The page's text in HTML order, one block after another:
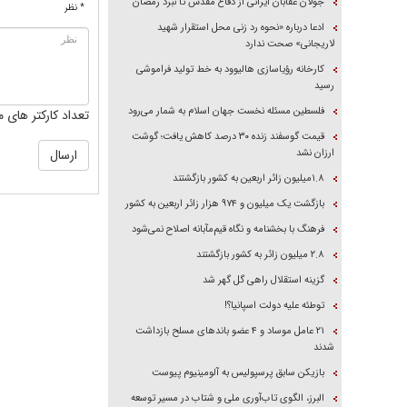
* نظر
تعداد کارکتر های
ادعا درباره «نحوه رد زنی محل استقرار شهید
لاریجانی» صحت ندارد
کارخانه رؤیاسازی هالیوود به خط تولید فراموشی
رسید
فلسطین مسئله نخست جهان اسلام به شمار می‌رود
قیمت گوسفند زنده ۳۰ درصد کاهش یافت؛ گوشت
ارزان نشد
۱.۸میلیون زائر اربعین به کشور بازگشتند
بازگشت یک میلیون و ۹۷۴ هزار زائر اربعین به کشور
فرهنگ با بخشنامه و نگاه قیم‌مآبانه اصلاح نمی‌شود
۲.۸ میلیون زائر به کشور بازگشتند
گزینه استقلال راهی گل گهر شد
توطئه علیه دولت اسپانیا؟!
۲۱ عامل موساد و ۴ عضو باند‌های مسلح بازداشت
شدند
بازیکن سابق پرسپولیس به آلومینیوم پیوست
البرز، الگوی تاب‌آوری ملی و شتاب در مسیر توسعه